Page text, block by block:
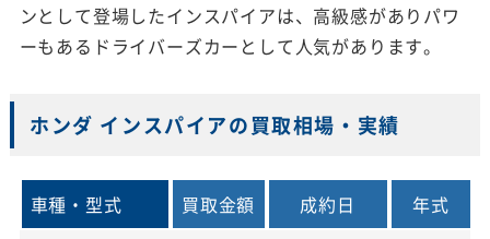
ンとして登場したインスパイアは、高級感がありパワ
ーもあるドライバーズカーとして人気があります。
ホンダ インスパイアの買取相場・実績
車種・型式 買取金額 成約日
年式